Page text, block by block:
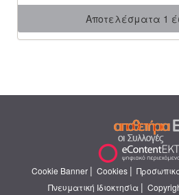
Αποτελέσματα 1
Cookie Banner | Cookies |
Πνευματική Ιδιοκτησία |